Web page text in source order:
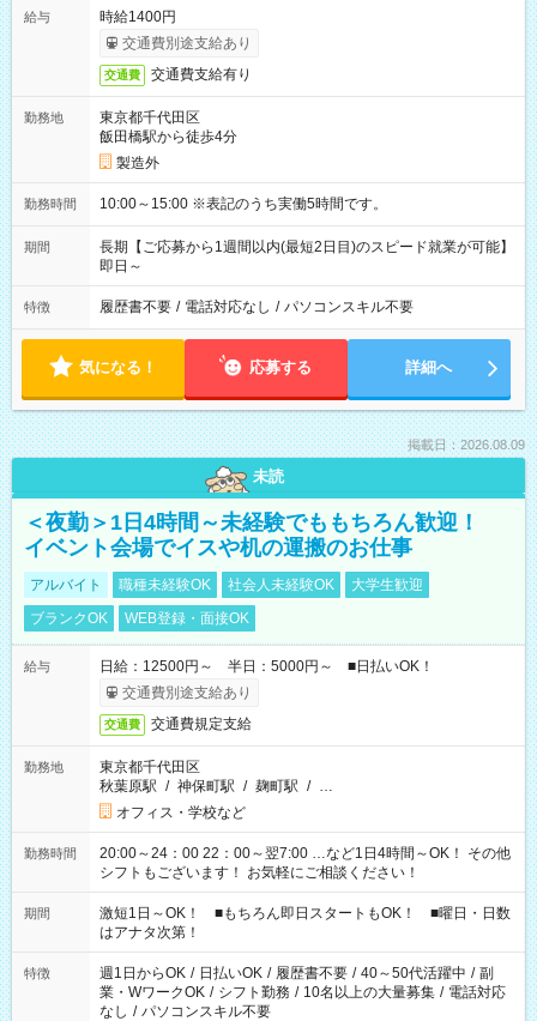
給与
時給1400円
交通費別途支給あり
交通費 交通費支給有り
勤務地
東京都千代田区
飯田橋駅から徒歩4分
製造外
勤務時間 10:00～15:00 ※表記のうち実働5時間です。
期間
長期【ご応募から1週間以内(最短2日目)のスピード就業が可能】
即日～
特徴 履歴書不要 / 電話対応なし / パソコンスキル不要
気になる！ 応募する 詳細へ
掲載日：2026.08.09
未読
＜夜勤＞1日4時間～未経験でももちろん歓迎！
イベント会場でイスや机の運搬のお仕事
アルバイト 職種未経験OK 社会人未経験OK
大学生歓迎
ブランクOK
WEB登録・面接OK
給与
日給：12500円～ 半日：5000円～ ■日払いOK！
交通費別途支給あり
交通費 交通費規定支給
勤務地
東京都千代田区
秋葉原駅 / 神保町駅 / 麹町駅 / …
オフィス・学校など
勤務時間
20:00～24：00 22：00～翌7:00 …など1日4時間～OK！ その他
シフトもございます！ お気軽にご相談ください！
期間
激短1日～OK！ ■もちろん即日スタートもOK！ ■曜日・日数
はアナタ次第！
特徴 週1日からOK / 日払いOK / 履歴書不要 / 40～50代活躍中 / 副
業・WワークOK / シフト勤務 / 10名以上の大量募集 / 電話対応
なし / パソコンスキル不要